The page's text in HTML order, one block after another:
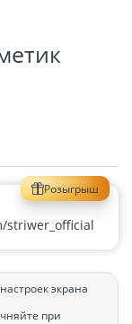
Розыгрыш
striwer_official
экрана
при